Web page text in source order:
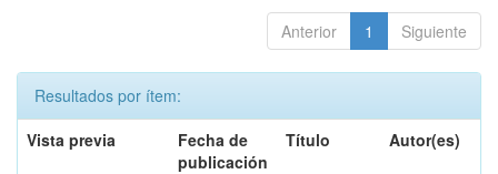
Anterior 1 Siguiente
Resultados por ítem:
Vista previa
Fecha de
publicación
Título Autor(es)